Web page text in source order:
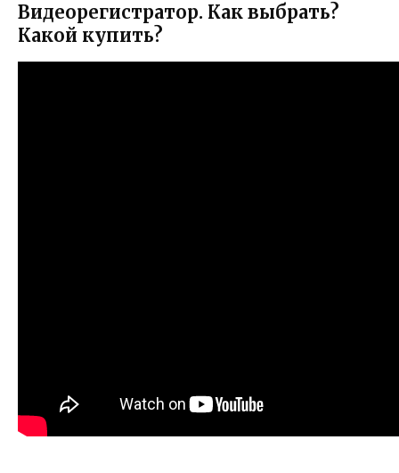
Видеорегистратор. Как выбрать?
Какой купить?